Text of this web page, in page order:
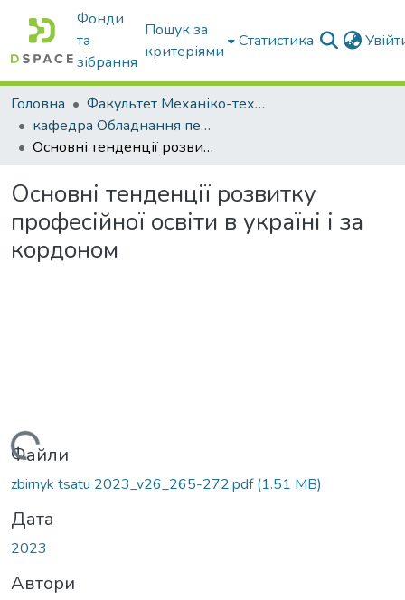
Фонди
та
зібрання
Пошук за
критеріями
Статистика
Головна
Факультет Механіко-технологічний
кафедра Обладнання переробних і харчових виробництв ім. професора Ф.Ю. Ялпачика
Основні тенденції розвитку професійної освіти в україні і за кордоном
Основні тенденції розвитку
професійної освіти в україні і за
кордоном
Вантажиться...
Файли
zbirnyk tsatu 2023_v26_265-272.pdf(1.51 MB)
Дата
2023
Автори